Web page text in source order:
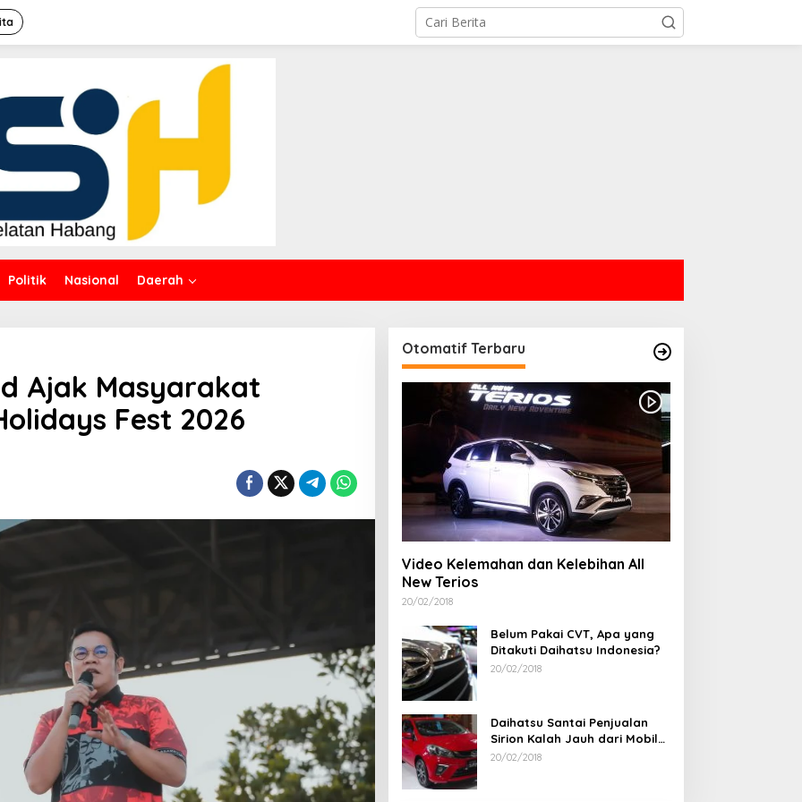
Politik Nasional Daerah
Ajak Masyarakat
Fest 2026
Otomatif Terbaru
Video Kelemahan dan Kelebihan All
New Terios
20/02/2018
Belum Pakai CVT, Apa yang
Ditakuti Daihatsu Indonesia?
20/02/2018
Daihatsu Santai Penjualan
Sirion Kalah Jauh dari Mobil
LCGC
20/02/2018